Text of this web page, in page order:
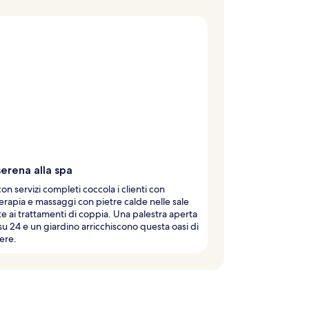
alla spa
servizi completi coccola i clienti con
e massaggi con pietre calde nelle sale
ai trattamenti di coppia. Una palestra aperta
24 e un giardino arricchiscono questa oasi di